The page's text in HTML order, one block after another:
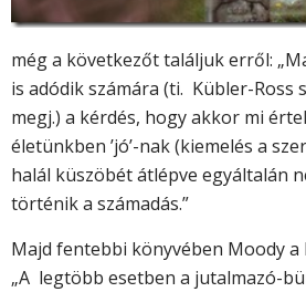
még a következőt találjuk erről:
is adódik számára (ti. Kübler-Ross
megj.) a kérdés, hogy akkor mi
életünkben ’jó’-nak (kiemelés a
halál küszöbét átlépve egyáltalán
történik a számadás.”
Majd fentebbi könyvében Moody
„A legtöbb esetben a jutalmazó-